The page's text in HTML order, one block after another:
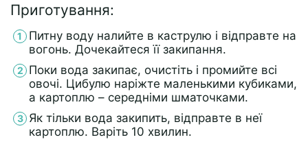
Приготування:
Питну воду налийте в каструлю і відправте на
вогонь. Дочекайтеся її закипання.
Поки вода закипає, очистіть і промийте всі
овочі. Цибулю наріжте маленькими кубиками,
а картоплю – середніми шматочками.
Як тільки вода закипить, відправте в неї
картоплю. Варіть 10 хвилин.